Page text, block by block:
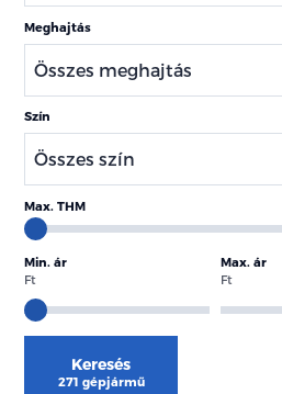
Meghajtás
Szín
Max. THM
Min. ár
Ft
Max. ár
Ft
Keresés
271 gépjármű